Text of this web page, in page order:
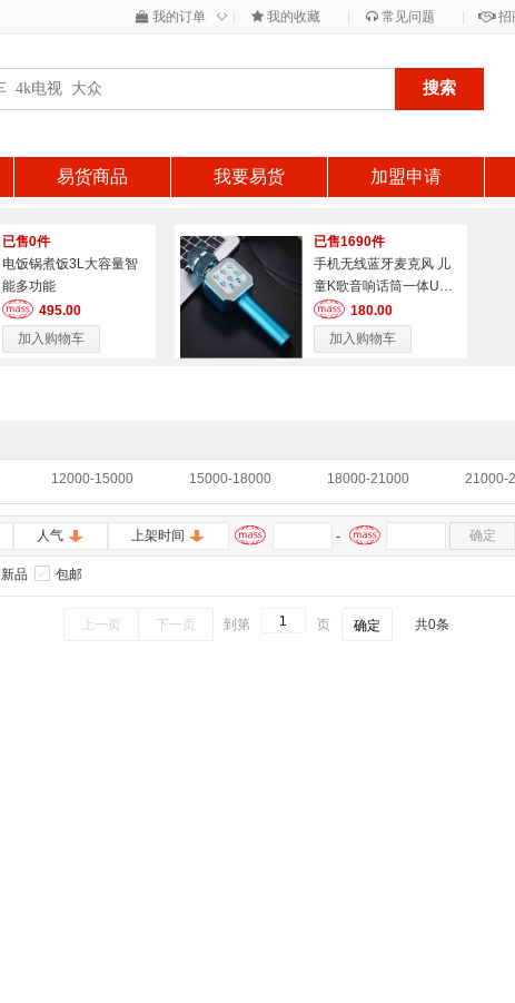
我的订单 ◇ 我的收藏 常见问题 招
搜索
易货商品 我要易货 加盟申请
已售0件
电饭锅煮饭3L大容量智
能多功能
495.00
加入购物车
已售1690件
手机无线蓝牙麦克风 儿
童K歌音响话筒一体USB
电容麦克风
180.00
加入购物车
12000-15000 15000-18000 18000-21000 21000-
人气 上架时间 - 确定
新品 包邮
上一页 下一页 到第 页 确定 共0条